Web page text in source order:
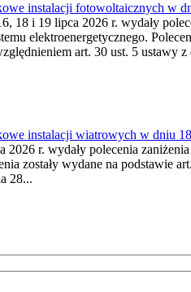
instalacji fotowoltaicznych w
18 i 19 lipca 2026 r. wydały
elektroenergetycznego.
art. 30 ust. 5 ustawy z
instalacji wiatrowych w dniu
r. wydały polecenia
zostały wydane na
28...